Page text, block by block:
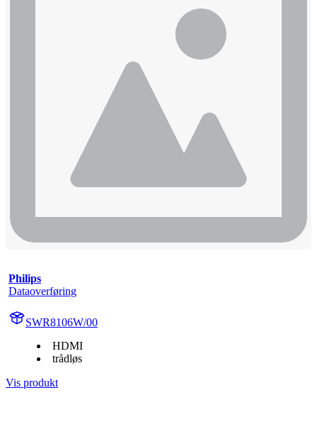
Philips
Dataoverføring
SWR8106W/00
HDMI
trådløs
Vis produkt